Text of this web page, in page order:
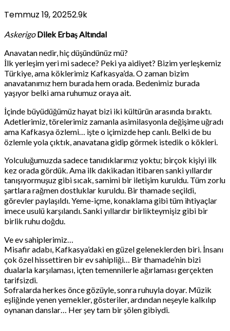
Temmuz 19, 20252.9k
Askerigo Dilek Erbaş Altındal
Anavatan nedir, hiç düşündünüz mü?
İlk yerleşim yeri mi sadece? Peki ya aidiyet? Bizim yerleşkemiz
Türkiye, ama köklerimiz Kafkasya’da. O zaman bizim
anavatanımız hem burada hem orada. Bedenimiz burada
yaşıyor belki ama ruhumuz oraya ait.
İçinde büyüdüğümüz hayat bizi iki kültürün arasında bıraktı.
Adetlerimiz, törelerimiz zamanla asimilasyonla değişime uğradı
ama Kafkasya özlemi… işte o içimizde hep canlı. Belki de bu
özlemle yola çıktık, anavatana gidip görmek istedik o kökleri.
Yolculuğumuzda sadece tanıdıklarımız yoktu; birçok kişiyi ilk
kez orada gördük. Ama ilk dakikadan itibaren sanki yıllardır
tanışıyormuşuz gibi sıcak, samimi bir iletişim kuruldu. Tüm zorlu
şartlara rağmen dostluklar kuruldu. Bir thamade seçildi,
görevler paylaşıldı. Yeme-içme, konaklama gibi tüm ihtiyaçlar
imece usulü karşılandı. Sanki yıllardır birlikteymişiz gibi bir
birlik ruhu doğdu.
Ve ev sahiplerimiz…
Misafir adabı, Kafkasya’daki en güzel geleneklerden biri. İnsanı
çok özel hissettiren bir ev sahipliği… Bir thamade’nin bizi
dualarla karşılaması, içten temennilerle ağırlaması gerçekten
tarifsizdi.
Sofralarda herkes önce gözüyle, sonra ruhuyla doyar. Müzik
eşliğinde yenen yemekler, gösteriler, ardından neşeyle kalkılıp
oynanan danslar… Her şey tam bir şölen gibiydi.